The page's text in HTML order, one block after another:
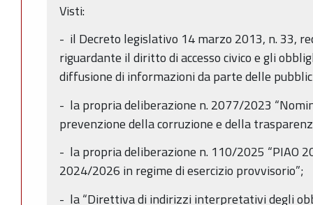
Visti:
- il Decreto legislativo 14 marzo 2013, n. 33,
riguardante il diritto di accesso civico e gli
diffusione di informazioni da parte delle
- la propria deliberazione n. 2077/2023
prevenzione della corruzione e della
- la propria deliberazione n. 110/2025 “PIAO
2024/2026 in regime di esercizio provvisorio”;
- la “Direttiva di indirizzi interpretativi degli